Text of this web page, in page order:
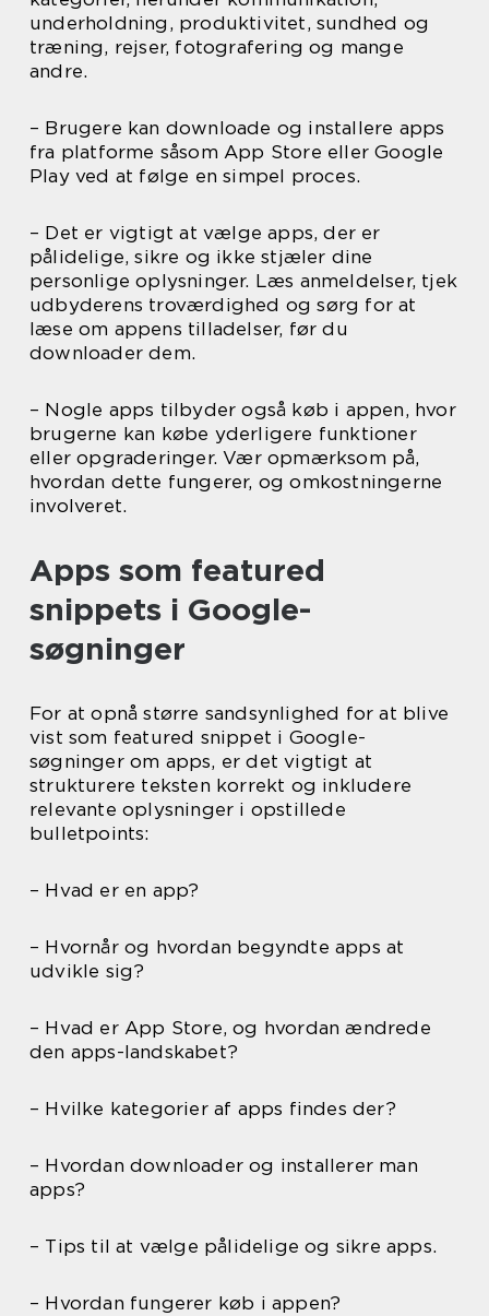
underholdning, produktivitet, sundhed og
træning, rejser, fotografering og mange
andre.
– Brugere kan downloade og installere apps
fra platforme såsom App Store eller Google
Play ved at følge en simpel proces.
– Det er vigtigt at vælge apps, der er
pålidelige, sikre og ikke stjæler dine
personlige oplysninger. Læs anmeldelser, tjek
udbyderens troværdighed og sørg for at
læse om appens tilladelser, før du
downloader dem.
– Nogle apps tilbyder også køb i appen, hvor
brugerne kan købe yderligere funktioner
eller opgraderinger. Vær opmærksom på,
hvordan dette fungerer, og omkostningerne
involveret.
Apps som featured
snippets i Google-
søgninger
For at opnå større sandsynlighed for at blive
vist som featured snippet i Google-
søgninger om apps, er det vigtigt at
strukturere teksten korrekt og inkludere
relevante oplysninger i opstillede
bulletpoints:
– Hvad er en app?
– Hvornår og hvordan begyndte apps at
udvikle sig?
– Hvad er App Store, og hvordan ændrede
den apps-landskabet?
– Hvilke kategorier af apps findes der?
– Hvordan downloader og installerer man
apps?
– Tips til at vælge pålidelige og sikre apps.
– Hvordan fungerer køb i appen?